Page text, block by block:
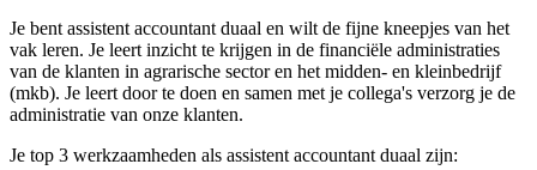
Je bent assistent accountant duaal en wilt de fijne kneepjes van het
vak leren. Je leert inzicht te krijgen in de financiële administraties
van de klanten in agrarische sector en het midden- en kleinbedrijf
(mkb). Je leert door te doen en samen met je collega's verzorg je de
administratie van onze klanten.
Je top 3 werkzaamheden als assistent accountant duaal zijn: